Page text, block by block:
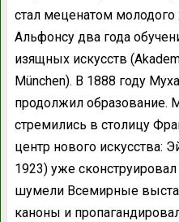
стал меценатом
Альфонсу два года
изящных искусств
München). В 1888 году
продолжил образование.
стремились в столицу
центр нового искусства:
1923) уже
шумели Всемирные
каноны и